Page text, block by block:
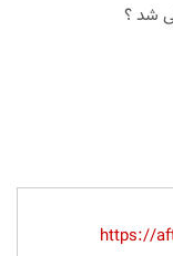
https://